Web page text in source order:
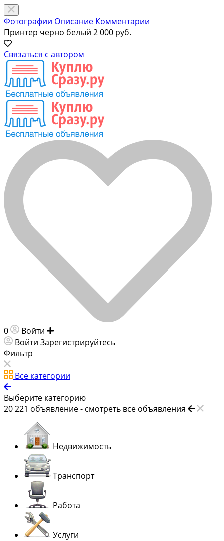
Фотографии Описание Комментарии
Принтер черно белый 2 000 руб.
Связаться с автором
0 Войти
Войти Зарегистрируйтесь
Фильтр
Все категории
Выберите категорию
20 221 объявление - смотреть все объявления
Недвижимость
Транспорт
Работа
Услуги